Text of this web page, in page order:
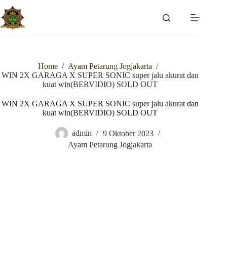
Skip
to
content
Home / Ayam Petarung Jogjakarta /
WIN 2X GARAGA X SUPER SONIC super jalu akurat dan
kuat win(BERVIDIO) SOLD OUT
WIN 2X GARAGA X SUPER SONIC super jalu akurat dan
kuat win(BERVIDIO) SOLD OUT
admin
9 Oktober 2023
Ayam Petarung Jogjakarta